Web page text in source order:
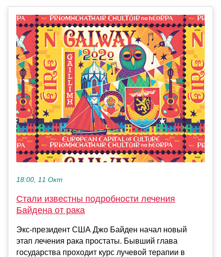
18:00, 11 Окт
Стали известны подробности лечения
Байдена от рака
Экс-президент США Джо Байден начал новый
этап лечения рака простаты. Бывший глава
государства проходит курс лучевой терапии в